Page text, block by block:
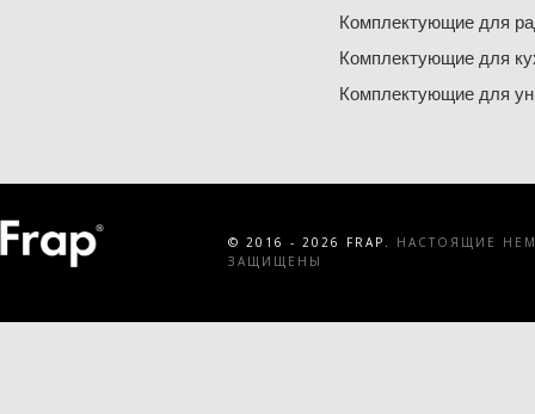
Комплектующие для
Комплектующие для
Комплектующие для
© 2016 - 2026 FRAP.
НАСТОЯЩИЕ
ЗАЩИЩЕНЫ